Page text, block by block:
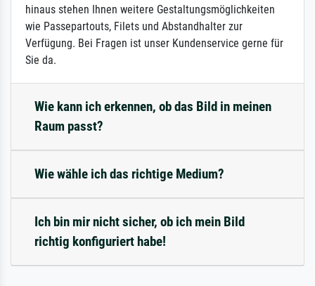
hinaus stehen Ihnen weitere Gestaltungsmöglichkeiten
wie Passepartouts, Filets und Abstandhalter zur
Verfügung. Bei Fragen ist unser Kundenservice gerne für
Sie da.
Wie kann ich erkennen, ob das Bild in meinen
Raum passt?
Wie wähle ich das richtige Medium?
Ich bin mir nicht sicher, ob ich mein Bild
richtig konfiguriert habe!